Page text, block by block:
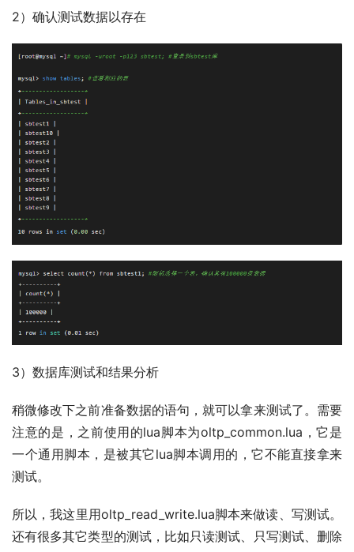
2）确认测试数据以存在
3）数据库测试和结果分析
稍微修改下之前准备数据的语句，就可以拿来测试了。需要
注意的是，之前使用的lua脚本为oltp_common.lua，它是
一个通用脚本，是被其它lua脚本调用的，它不能直接拿来
测试。
所以，我这里用oltp_read_write.lua脚本来做读、写测试。
还有很多其它类型的测试，比如只读测试、只写测试、删除